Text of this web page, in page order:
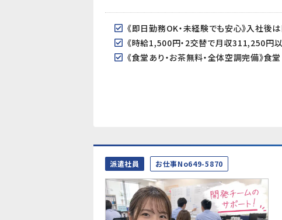
派遣社員 お仕事No649-5870